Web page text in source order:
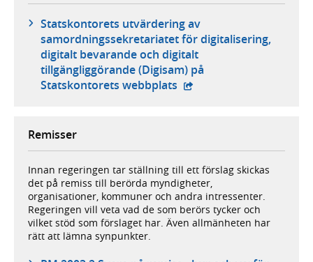
Statskontorets utvärdering av
samordningssekretariatet för digitalisering,
digitalt bevarande och digitalt
tillgängliggörande (Digisam) på
Statskontorets webbplats - extern webbplats,
Remisser
Innan regeringen tar ställning till ett förslag skickas
det på remiss till berörda myndigheter,
organisationer, kommuner och andra intressenter.
Regeringen vill veta vad de som berörs tycker och
vilket stöd som förslaget har. Även allmänheten har
rätt att lämna synpunkter.